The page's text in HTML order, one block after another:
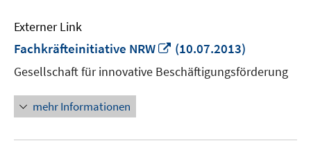
Externer Link
Fachkräfteinitiative NRW
In
neuem
Fenster
(10.07.2013)
Gesellschaft für innovative Beschäftigungsförderung
mehr Informationen